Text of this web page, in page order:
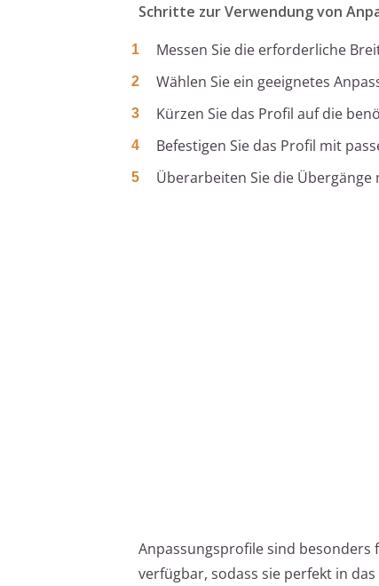
Schritte zur Verwendung von
Messen Sie die erforderliche
Wählen Sie ein geeignetes
Kürzen Sie das Profil auf die
Befestigen Sie das Profil mit
Überarbeiten Sie die
Anpassungsprofile sind besonders
verfügbar, sodass sie perfekt in